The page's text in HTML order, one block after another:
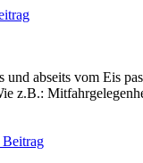
und abseits vom Eis
z.B.: